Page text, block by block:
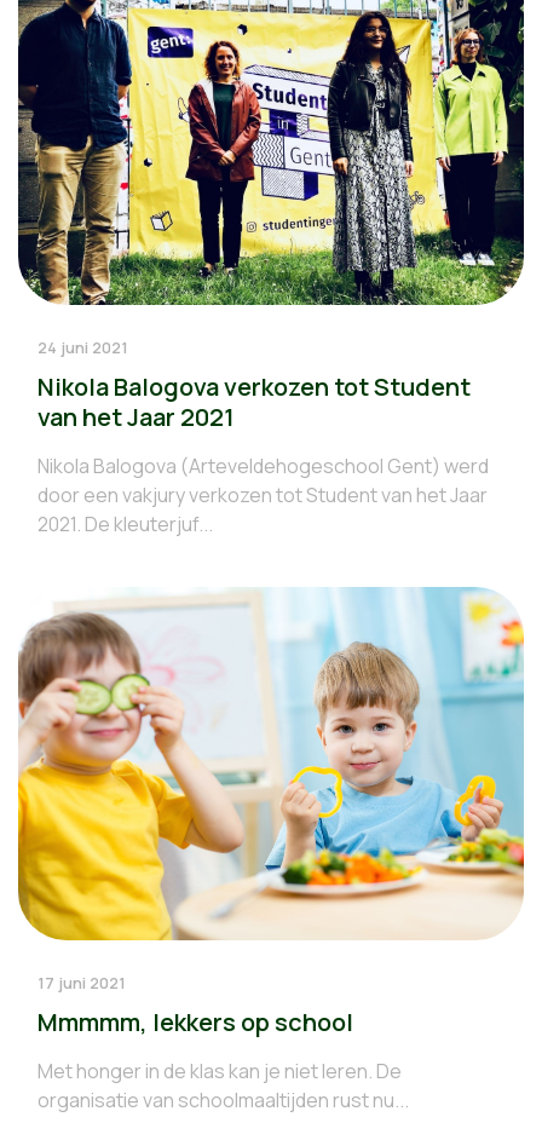
24 juni 2021
Nikola Balogova verkozen tot Student
van het Jaar 2021
Nikola Balogova (Arteveldehogeschool Gent) werd
door een vakjury verkozen tot Student van het Jaar
2021. De kleuterjuf...
17 juni 2021
Mmmmm, lekkers op school
Met honger in de klas kan je niet leren. De
organisatie van schoolmaaltijden rust nu...